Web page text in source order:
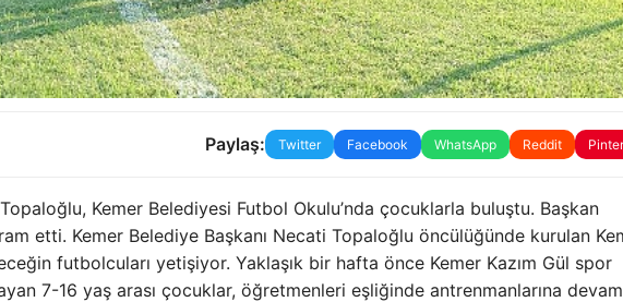
Paylaş: Twitter Facebook WhatsApp Reddit
Kemer Belediyesi Futbol Okulu’nda çocuklarla buluştu. Başkan
etti. Kemer Belediye Başkanı Necati Topaloğlu öncülüğünde kurulan
futbolcuları yetişiyor. Yaklaşık bir hafta önce Kemer Kazım Gül spor
7-16 yaş arası çocuklar, öğretmenleri eşliğinde antrenmanlarına devam